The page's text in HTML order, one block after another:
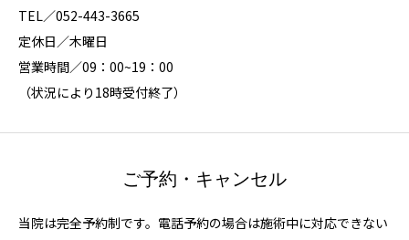
TEL／052-443-3665
定休日／木曜日
営業時間／09：00~19：00
（状況により18時受付終了）
ご予約・キャンセル
当院は完全予約制です。電話予約の場合は施術中に対応できない